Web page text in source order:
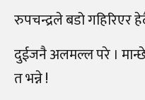
रुपचन्द्रले बडो गहिरिएर
दुईजनै अलमल्ल परे ।
त भन्ने !